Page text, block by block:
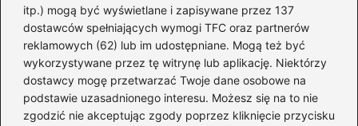
itp.) mogą być wyświetlane i zapisywane przez 137
dostawców spełniających wymogi TFC oraz partnerów
reklamowych (62) lub im udostępniane. Mogą też być
wykorzystywane przez tę witrynę lub aplikację. Niektórzy
dostawcy mogę przetwarzać Twoje dane osobowe na
podstawie uzasadnionego interesu. Możesz się na to nie
zgodzić nie akceptując zgody poprzez kliknięcie przycisku
Buty(221)
Dodatki(59)
Dziecko(99)
Kobieta(39)
Moda(108)